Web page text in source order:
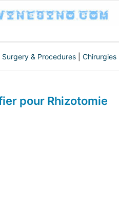
Surgery & Procedures Chirurgies
pour Rhizotomie